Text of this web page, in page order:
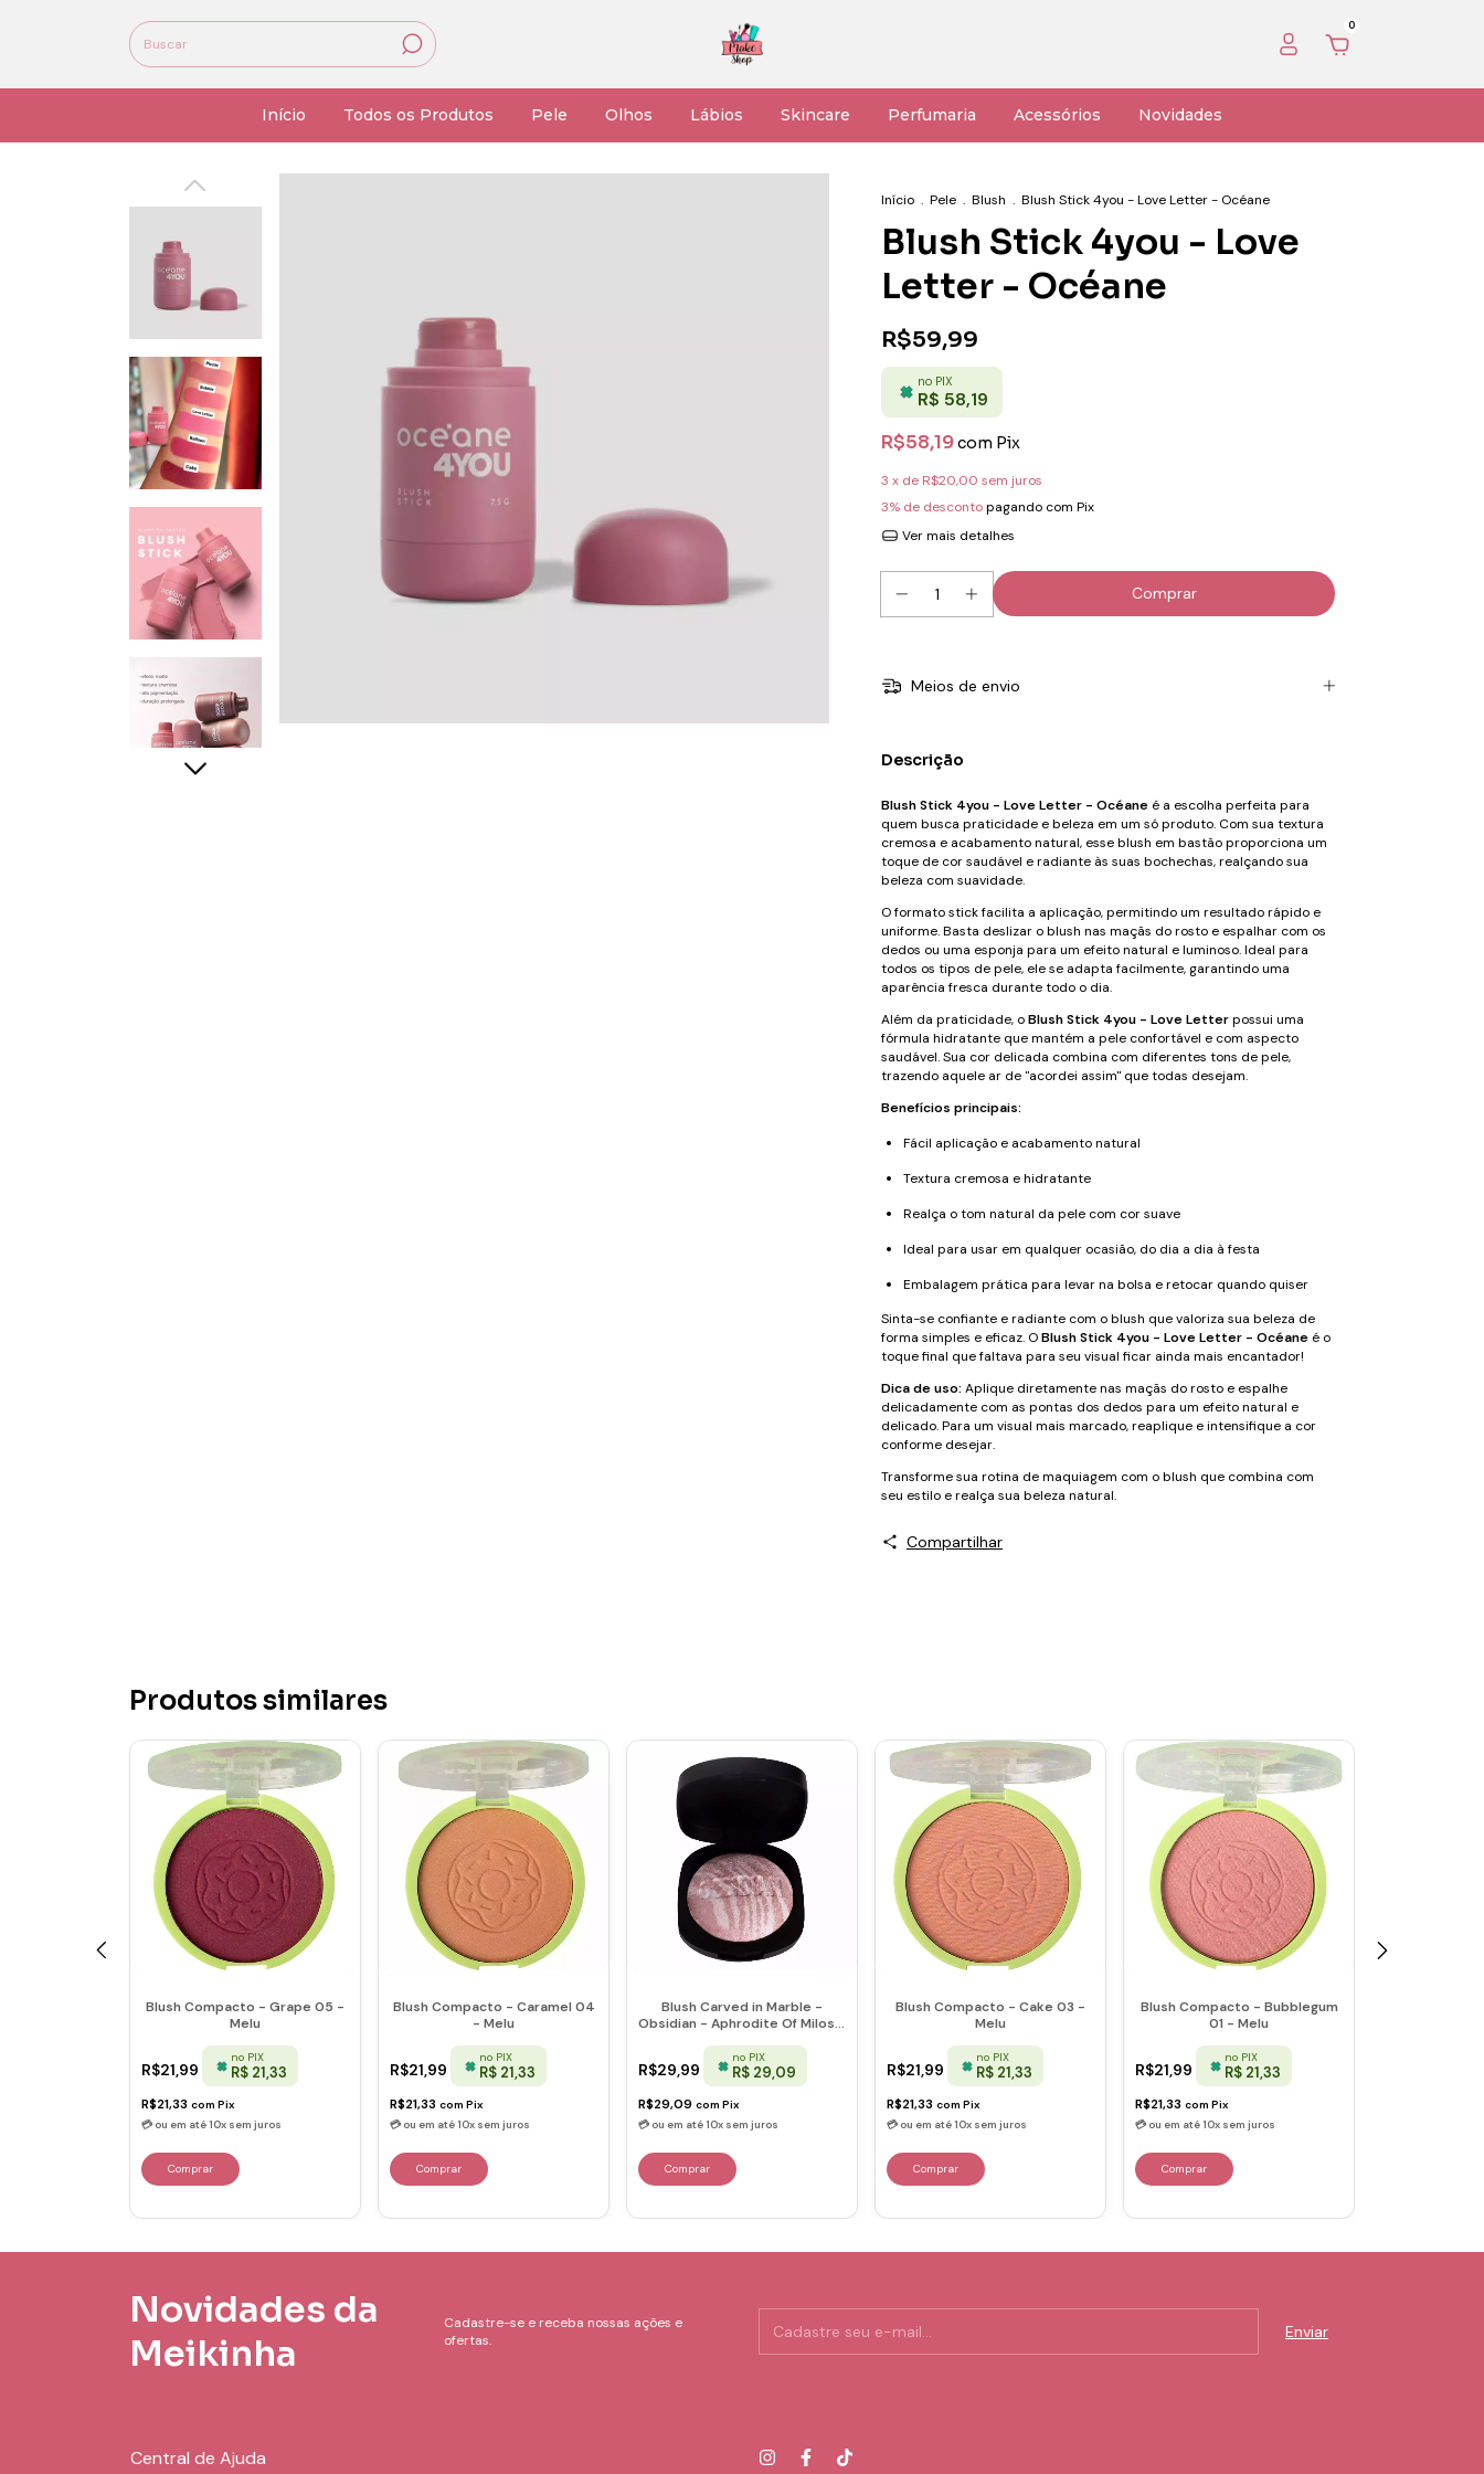
0
Início Todos os Produtos Pele Olhos Lábios Skincare Perfumaria Acessórios Novidades
Início . Pele . Blush . Blush Stick 4you - Love Letter - Océane
Blush Stick 4you - Love
Letter - Océane
R$59,99
no PIX
R$ 58,19
R$58,19com Pix
3 x de R$20,00 sem juros
3% de descontopagando com Pix
Ver mais detalhes
Meios de envio
Descrição
Blush Stick 4you - Love Letter - Océane é a escolha perfeita para
quem busca praticidade e beleza em um só produto. Com sua textura
cremosa e acabamento natural, esse blush em bastão proporciona um
toque de cor saudável e radiante às suas bochechas, realçando sua
beleza com suavidade.
O formato stick facilita a aplicação, permitindo um resultado rápido e
uniforme. Basta deslizar o blush nas maçãs do rosto e espalhar com os
dedos ou uma esponja para um efeito natural e luminoso. Ideal para
todos os tipos de pele, ele se adapta facilmente, garantindo uma
aparência fresca durante todo o dia.
Além da praticidade, oBlush Stick 4you - Love Letterpossui uma
fórmula hidratante que mantém a pele confortável e com aspecto
saudável. Sua cor delicada combina com diferentes tons de pele,
trazendo aquele ar de "acordei assim" que todas desejam.
Benefícios principais:
Fácil aplicação e acabamento natural
Textura cremosa e hidratante
Realça o tom natural da pele com cor suave
Ideal para usar em qualquer ocasião, do dia a dia à festa
Embalagem prática para levar na bolsa e retocar quando quiser
Sinta-se confiante e radiante com o blush que valoriza sua beleza de
forma simples e eficaz. OBlush Stick 4you - Love Letter - Océane é o
toque final que faltava para seu visual ficar ainda mais encantador!
Dica de uso: Aplique diretamente nas maçãs do rosto e espalhe
delicadamente com as pontas dos dedos para um efeito natural e
delicado. Para um visual mais marcado, reaplique e intensifique a cor
conforme desejar.
Transforme sua rotina de maquiagem com o blush que combina com
seu estilo e realça sua beleza natural.
Compartilhar
Produtos similares
Blush Compacto - Grape 05 -
Melu
R$21,99
no PIX
R$ 21,33
R$21,33 com Pix
Blush Compacto - Caramel 04
- Melu
R$21,99
no PIX
R$ 21,33
R$21,33 com Pix
Blush Carved in Marble -
Obsidian - Aphrodite Of Milos -
R$29,99
no PIX
R$ 29,09
R$29,09 com Pix
Blush Compacto - Cake 03 -
Melu
R$21,99
no PIX
R$ 21,33
R$21,33 com Pix
Blush Compacto - Bubblegum
01 - Melu
R$21,99
no PIX
R$ 21,33
R$21,33 com Pix
Novidades da
Meikinha
Cadastre-se e receba nossas ações e
ofertas.
Central de Ajuda